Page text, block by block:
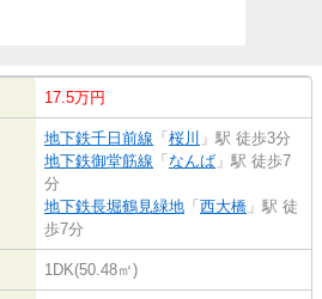
17.5万円
地下鉄千日前線 「 桜川 」駅 徒歩3分
地下鉄御堂筋線 「 なんば 」駅 徒歩7
分
地下鉄長堀鶴見緑地 「 西大橋 」駅 徒
歩7分
1DK(50.48㎡)